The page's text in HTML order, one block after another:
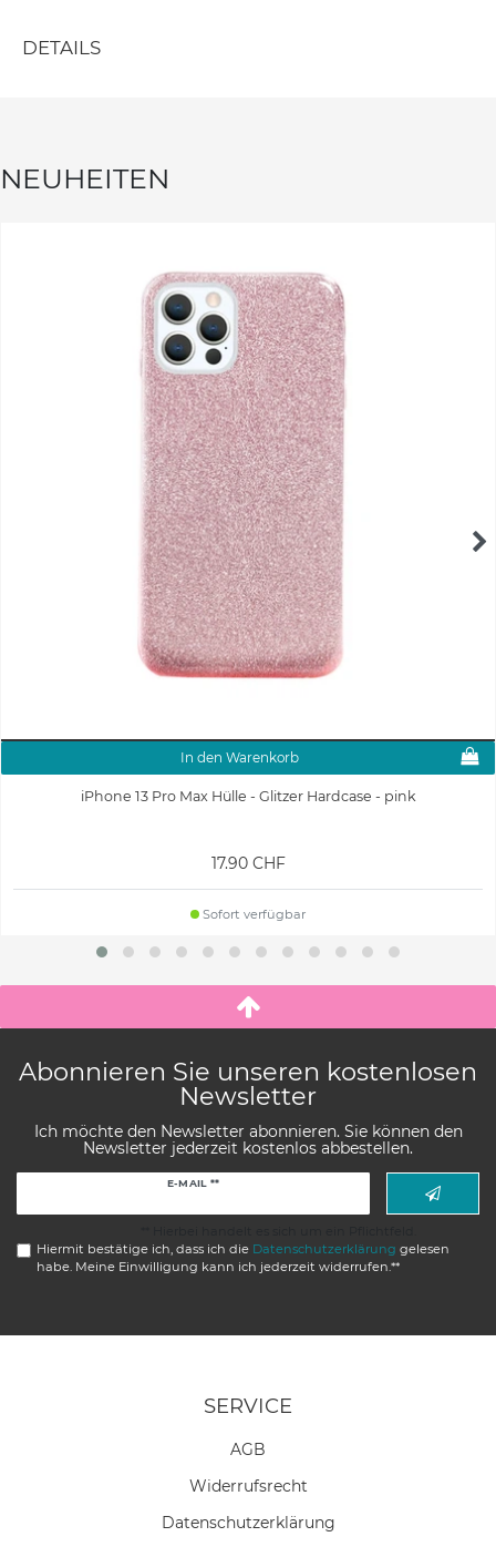
DETAILS
NEUHEITEN
In den Warenkorb
iPhone 13 Pro Max Hülle - Glitzer Hardcase - pink
17.90 CHF
Sofort verfügbar
Abonnieren Sie unseren kostenlosen
Newsletter
Ich möchte den Newsletter abonnieren. Sie können den
Newsletter jederzeit kostenlos abbestellen.
E-MAIL **
Hiermit bestätige ich, dass ich die Daten­schutz­erklärung gelesen
habe. Meine Einwilligung kann ich jederzeit widerrufen.**
SERVICE
AGB
Widerrufs­recht
Daten­schutz­erklärung